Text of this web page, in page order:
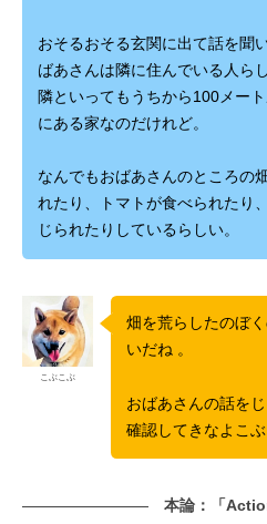
おそるおそる玄関に出て話を聞
ばあさんは隣に住んでいる人らし
隣といってもうちから100メー
にある家なのだけれど。
なんでもおばあさんのところの
れたり、トマトが食べられたり
じられたりしているらしい。
こぶこぶ
畑を荒らしたのぼ
いだね 。
おばあさんの話を
確認してきなよこぶ
本論：「